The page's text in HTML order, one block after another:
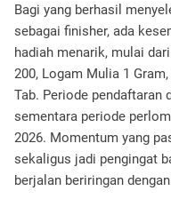
Bagi yang berhasil
sebagai finisher, ada
hadiah menarik, mulai
200, Logam Mulia 1
Tab. Periode pendaftaran
sementara periode
2026. Momentum yang
sekaligus jadi pengingat
berjalan beriringan